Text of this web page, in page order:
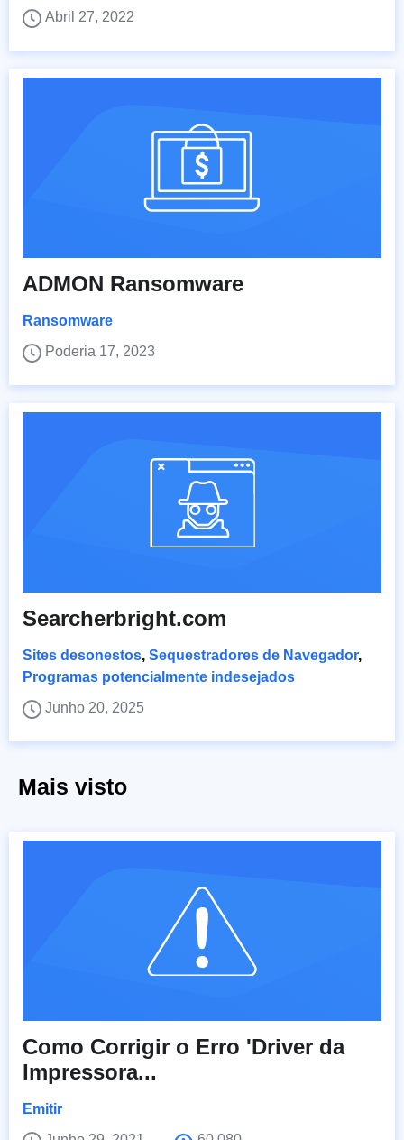
Abril 27, 2022
ADMON Ransomware
Ransomware
Poderia 17, 2023
Searcherbright.com
Sites desonestos, Sequestradores de Navegador,
Programas potencialmente indesejados
Junho 20, 2025
Mais visto
Como Corrigir o Erro 'Driver da
Impressora...
Emitir